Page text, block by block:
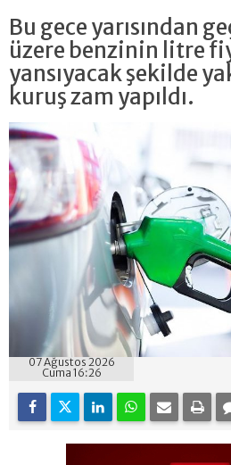
Bu gece yarısından
üzere benzinin litre
yansıyacak şekilde
kuruş zam yapıldı.
07 Ağustos 2026
Cuma 16:26